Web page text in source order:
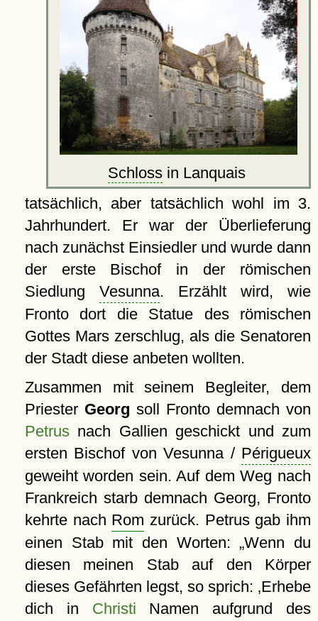
Schlossin Lanquais
tatsächlich, aber tatsächlich wohl im 3.
Jahrhundert. Er war der Überlieferung
nach zunächst Einsiedler und wurde dann
der erste Bischof in der römischen
Siedlung Vesunna. Erzählt wird, wie
Fronto dort die Statue des römischen
Gottes Mars zerschlug, als die Senatoren
der Stadt diese anbeten wollten.
Zusammen mit seinem Begleiter, dem
Priester Georg soll Fronto demnach von
Petrusnach Gallien geschickt und zum
ersten Bischof von Vesunna / Périgueux
geweiht worden sein. Auf dem Weg nach
Frankreich starb demnach Georg, Fronto
kehrte nach Rom zurück. Petrus gab ihm
einen Stab mit den Worten: Wenn du
diesen meinen Stab auf den Körper
dieses Gefährten legst, so sprich: Erhebe
dich in Christi Namen aufgrund des